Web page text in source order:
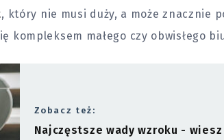
, który nie musi duży, a może znacznie
kompleksem małego czy obwisłego
Zobacz też:
Najczęstsze wady wzroku -